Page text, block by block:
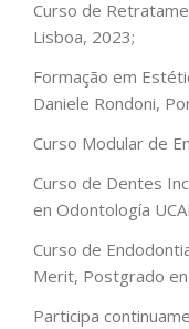
Curso de
Lisboa, 2023;
Formação em
Daniele Rondoni,
Curso Modular de
Curso de Dentes
en Odontología
Curso de
Merit, Postgrado
Participa